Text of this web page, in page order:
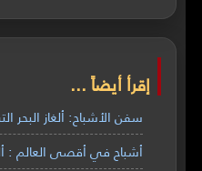
إقرأ أيضاً ...
سفن الأشباح: ألغاز البحر
أشباح في أقصى العالم :